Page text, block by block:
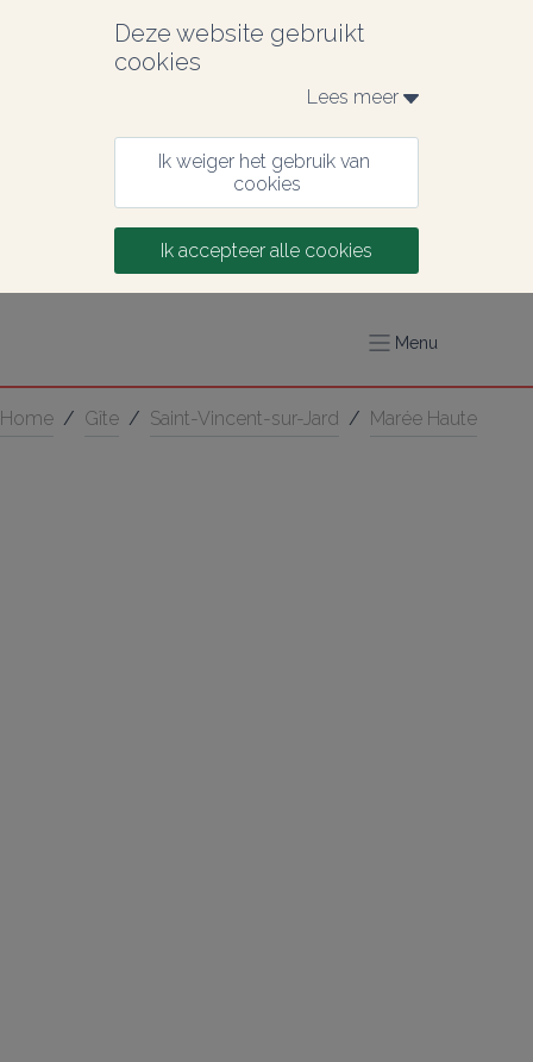
Deze website gebruikt
cookies
Lees meer
Ik weiger het gebruik van
cookies
Ik accepteer alle cookies
Menu
Home / Gîte / Saint-Vincent-sur-Jard / Marée Haute